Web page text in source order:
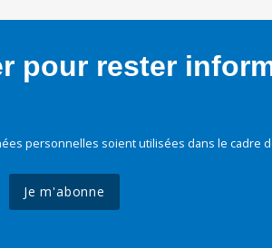
pour rester
personnelles soient utilisées dans le cadre
Je m'abonne